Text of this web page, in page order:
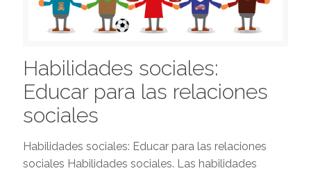
Habilidades sociales:
Educar para las relaciones
sociales
Habilidades sociales: Educar para las relaciones
sociales Habilidades sociales. Las habilidades